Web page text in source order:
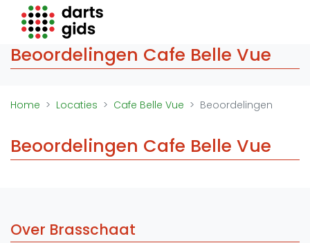
Darts Gids
Locaties
Winkels
Overige
Trainers
Vacatures
Beoordelingen Cafe Belle Vue
Home Locaties Cafe Belle Vue Beoordelingen
Beoordelingen Cafe Belle Vue
Over Brasschaat